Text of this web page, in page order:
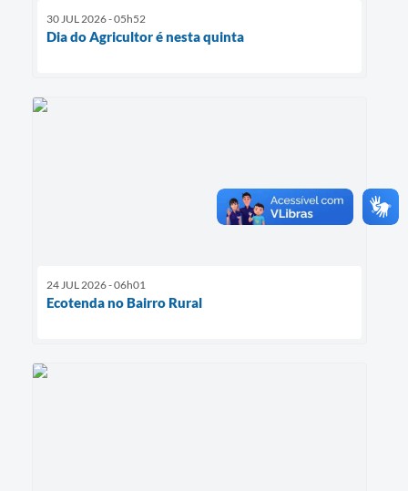
30 JUL 2026 - 05h52
Dia do Agricultor é nesta quinta
24 JUL 2026 - 06h01
Ecotenda no Bairro Rural